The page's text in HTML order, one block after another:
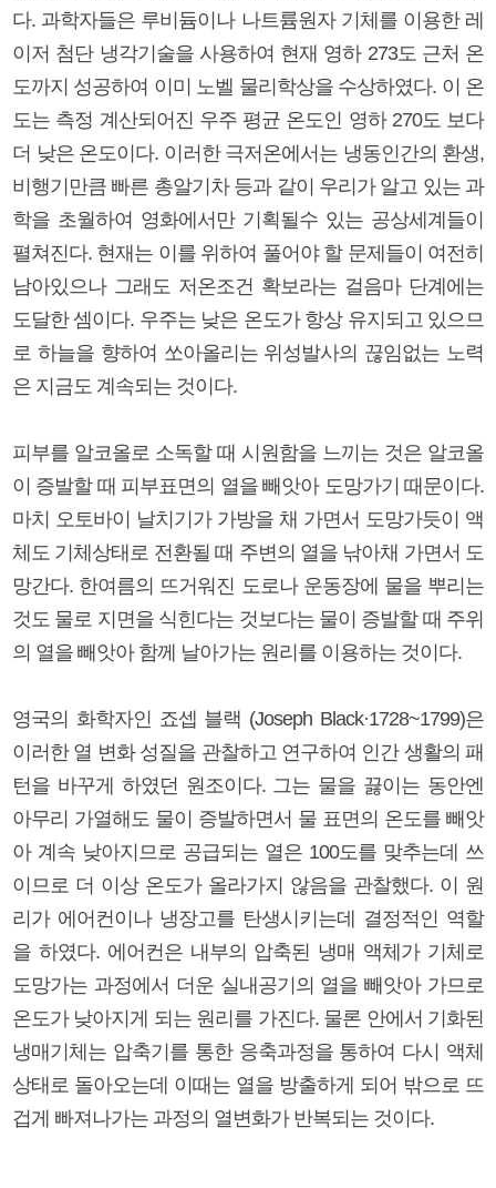
다. 과학자들은 루비듐이나 나트륨원자 기체를 이용한 레
이저 첨단 냉각기술을 사용하여 현재 영하 273도 근처 온
도까지 성공하여 이미 노벨 물리학상을 수상하였다. 이 온
도는 측정 계산되어진 우주 평균 온도인 영하 270도 보다
더 낮은 온도이다. 이러한 극저온에서는 냉동인간의 환생,
비행기만큼 빠른 총알기차 등과 같이 우리가 알고 있는 과
학을 초월하여 영화에서만 기획될수 있는 공상세계들이
펼쳐진다. 현재는 이를 위하여 풀어야 할 문제들이 여전히
남아있으나 그래도 저온조건 확보라는 걸음마 단계에는
도달한 셈이다. 우주는 낮은 온도가 항상 유지되고 있으므
로 하늘을 향하여 쏘아올리는 위성발사의 끊임없는 노력
은 지금도 계속되는 것이다.
피부를 알코올로 소독할 때 시원함을 느끼는 것은 알코올
이 증발할 때 피부표면의 열을 빼앗아 도망가기 때문이다.
마치 오토바이 날치기가 가방을 채 가면서 도망가듯이 액
체도 기체상태로 전환될 때 주변의 열을 낚아채 가면서 도
망간다. 한여름의 뜨거워진 도로나 운동장에 물을 뿌리는
것도 물로 지면을 식힌다는 것보다는 물이 증발할 때 주위
의 열을 빼앗아 함께 날아가는 원리를 이용하는 것이다.
영국의 화학자인 죠셉 블랙 (Joseph Black·1728~1799)은
이러한 열 변화 성질을 관찰하고 연구하여 인간 생활의 패
턴을 바꾸게 하였던 원조이다. 그는 물을 끓이는 동안엔
아무리 가열해도 물이 증발하면서 물 표면의 온도를 빼앗
아 계속 낮아지므로 공급되는 열은 100도를 맞추는데 쓰
이므로 더 이상 온도가 올라가지 않음을 관찰했다. 이 원
리가 에어컨이나 냉장고를 탄생시키는데 결정적인 역할
을 하였다. 에어컨은 내부의 압축된 냉매 액체가 기체로
도망가는 과정에서 더운 실내공기의 열을 빼앗아 가므로
온도가 낮아지게 되는 원리를 가진다. 물론 안에서 기화된
냉매기체는 압축기를 통한 응축과정을 통하여 다시 액체
상태로 돌아오는데 이때는 열을 방출하게 되어 밖으로 뜨
겁게 빠져나가는 과정의 열변화가 반복되는 것이다.